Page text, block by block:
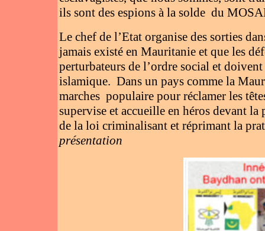
ils sont des espions à la solde du
Le chef de l’Etat organise des sorties
jamais existé en Mauritanie et que les
perturbateurs de l’ordre social et
islamique. Dans un pays comme la
marches populaire pour réclamer les
supervise et accueille en héros devant
de la loi criminalisant et réprimant la
présentation